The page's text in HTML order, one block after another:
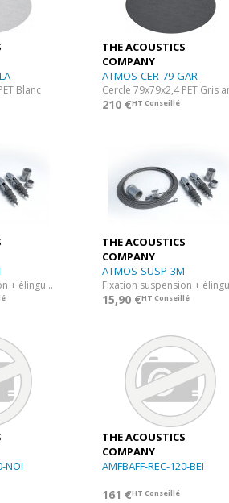
Blanc
THE ACOUSTICS
COMPANY
ATMOS-CER-79-GAR
210 €HT Conseillé
Fixation suspension + élingue 1 m pour panneau Atmos
THE ACOUSTICS
COMPANY
ATMOS-SUSP-3M
15,90 €HT Conseillé
NOI
THE ACOUSTICS
COMPANY
AMFBAFF-REC-120-BEI
161 €HT Conseillé